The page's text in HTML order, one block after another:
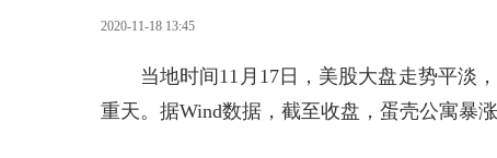
2020-11-18 13:45
当地时间11月17日，美股大盘走势平淡
重天。据Wind数据，截至收盘，蛋壳公寓暴涨